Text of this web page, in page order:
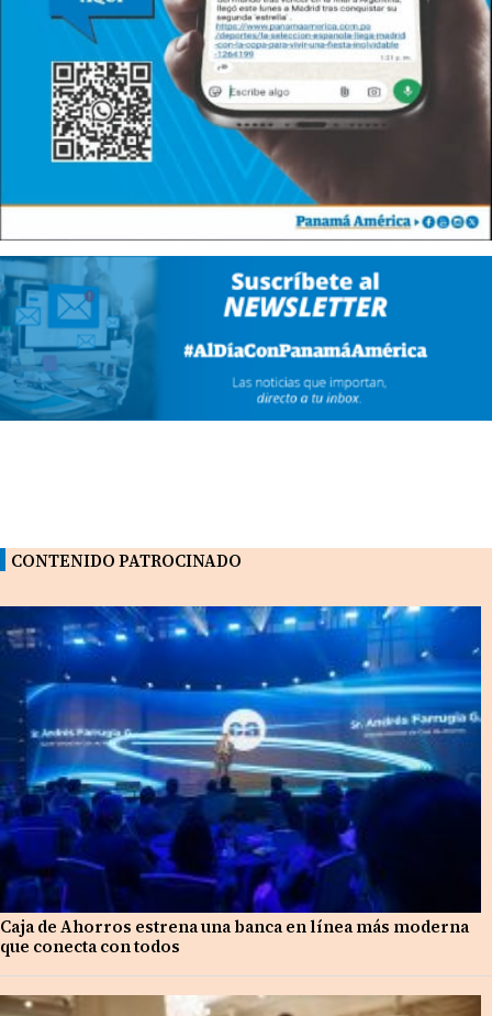
CONTENIDO PATROCINADO
Caja de Ahorros estrena una banca en línea más moderna
que conecta con todos